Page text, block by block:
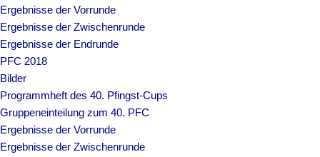
Ergebnisse der Vorrunde
Ergebnisse der Zwischenrunde
Ergebnisse der Endrunde
PFC 2018
Bilder
Programmheft des 40. Pfingst-Cups
Gruppeneinteilung zum 40. PFC
Ergebnisse der Vorrunde
Ergebnisse der Zwischenrunde